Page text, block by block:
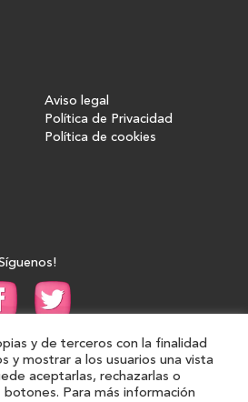
Aviso legal
Política de Privacidad
Política de cookies
y de terceros con la finalidad
y mostrar a los usuarios una vista
aceptarlas, rechazarlas o
botones. Para más información